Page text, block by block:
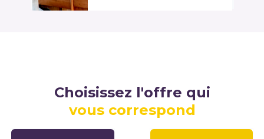
Choisissez l'offre qui
vous correspond